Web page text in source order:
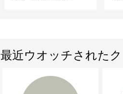
最近ウオッチされた